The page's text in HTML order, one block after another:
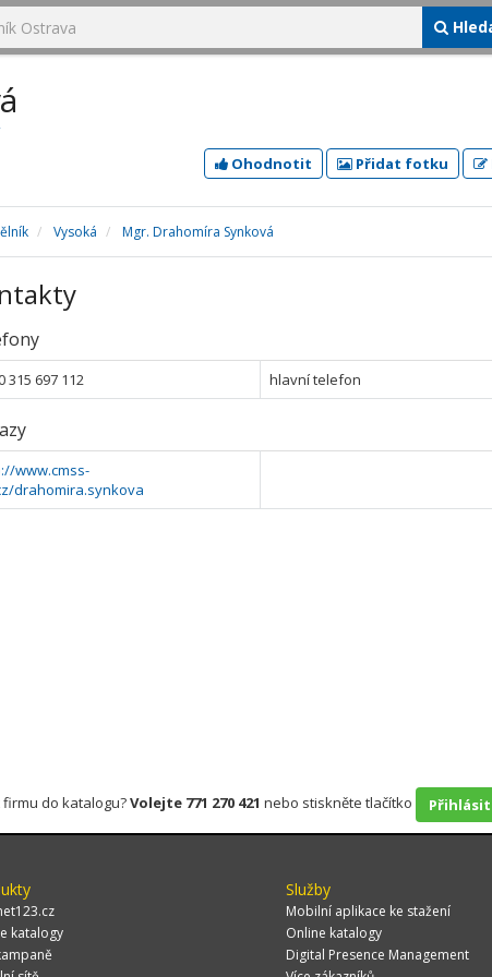
Ohodnotit Přidat fotku
Vysoká Mgr. Drahomíra Synková
315 697 112 hlavní telefon
www.cmss-
drahomira.synkova
do katalogu?Volejte 771 270 421 nebo stiskněte tlačítko
katalogy
Služby
Mobilní aplikace ke stažení
Online katalogy
Digital Presence Management